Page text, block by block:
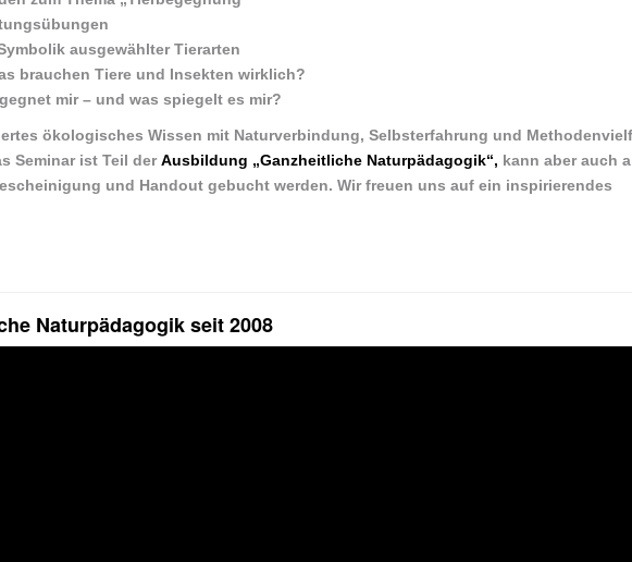
ausgewählter Tierarten
brauchen Tiere und Insekten wirklich?
mir – und was spiegelt es mir?
ökologisches Wissen mit Naturverbindung, Selbsterfahrung und
Seminar ist Teil derAusbildung „Ganzheitliche Naturpädagogik“, kann aber auch
und Handout gebucht werden. Wir freuen uns auf ein inspirierendes
Naturpädagogik seit 2008